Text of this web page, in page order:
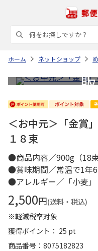
ホーム ネットショップ
＜お中元＞「金賞
１８束
●商品内容／900g（18
●賞味期間／常温で1年
●アレルギー／「小麦
2,500円(送料・税込)
※軽減税率対象
獲得ポイント： 25 pt
商品番号
8075182823